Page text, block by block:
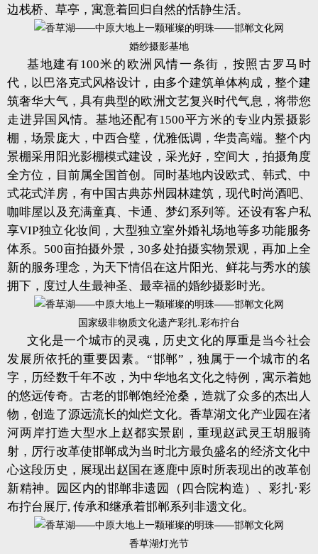
边栈桥、草亭，寓意着回归自然的恬静生活。
婚纱摄影基地
基地建有100米的欧洲风情一条街，按照古罗马时
代，以巴洛克式风格设计，由多个建筑单体构成，整个建
筑奢华大气，具有典型的欧洲文艺复兴时代气息，将带您
走进异国风情。基地还配有1500平方米的专业内景摄影
棚，场景庞大，中西合璧，优雅低调，华贵高端。整个内
景棚采用阳光影棚模式建设，采光好，空间大，拍摄角度
全方位，目前属全国首创。同时基地内设欧式、韩式、中
式花式洋房，有中国古典苏州园林建筑，现代时尚酒吧、
咖啡屋以及充满童真、卡通、梦幻系列等。还设有客户私
享VIP独立化妆间，大型独立室外婚礼场地等多功能服务
体系。500亩拍摄外景，30多处拍摄实物景观，再加上全
新的服务理念，为天下情侣在这片阳光、鲜花与秀水的簇
拥下，度过人生最神圣、最幸福的婚纱摄影时光。
国家级非物质文化遗产彩扎.彩布拧台
文化是一个城市的灵魂，历史文化的厚重是当今社会
发展所依托的重要因素。“邯郸”，独属于一个城市的名
字，历经数千年不改，为中华地名文化之特例，寓示着她
的悠远传奇。古老的邯郸饱经沧桑，造就了众多的杰出人
物，创造了源远流长的灿烂文化。香草湖文化产业园在渚
河两岸打造大型水上赵都实景剧，重现赵武灵王胡服骑
射，厉行改革使邯郸成为当时北方最负盛名的经济文化中
心这段历史，展现出赵国在逐鹿中原时所表现出的改革创
新精神。园区内的邯郸非遗园（四合院构造）、彩扎·彩
布拧台展厅, 传承和继承着邯郸系列非遗文化。
香草湖灯光节